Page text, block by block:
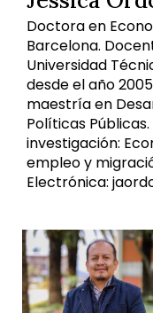
Doctora en
Barcelona.
Universidad
desde el año
maestría en
Políticas
investigación:
empleo y
Electrónica: